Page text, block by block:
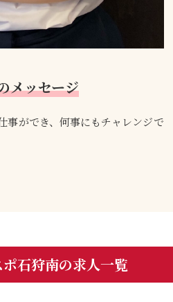
メッセージ
事ができ、何事にもチャレンジで
石狩南の求人一覧